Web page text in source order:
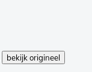
bekijk origineel